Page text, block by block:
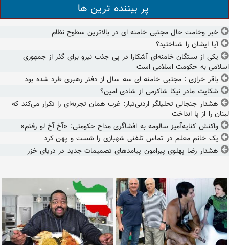
پر بیننده ترین ها
خبر وخامت حال مجتبی خامنه ای در بالاترین سطوح نظام
آیا ایشان را شناختید؟
یکی از بستگان خامنه‌ای آشکارا در پی جذب نیرو برای گذر از جمهوری
اسلامی به حکومت اسلامی است
باقر خرازی : مجتبی خامنه ای سه سال از دفتر رهبری طرد شده بود
شکایت مادر نیکا شاکرمی از شادی امین؟
هشدار جنجالی تحلیلگر اردنی‌تبار: غرب همان تجربه‌ای را تکرار می‌کند که
لبنان را از پا انداخت
واکنش کنایه‌آمیز سالومه به افشاگری مداح حکومتی: «آخ آخ لو رفتم»
یک خانم معلم در تماس تلفنی شهبازی را شست و پهن کرد
هشدار رضا پهلوی پیرامون پیامدهای تصمیمات جدید در دریای خزر